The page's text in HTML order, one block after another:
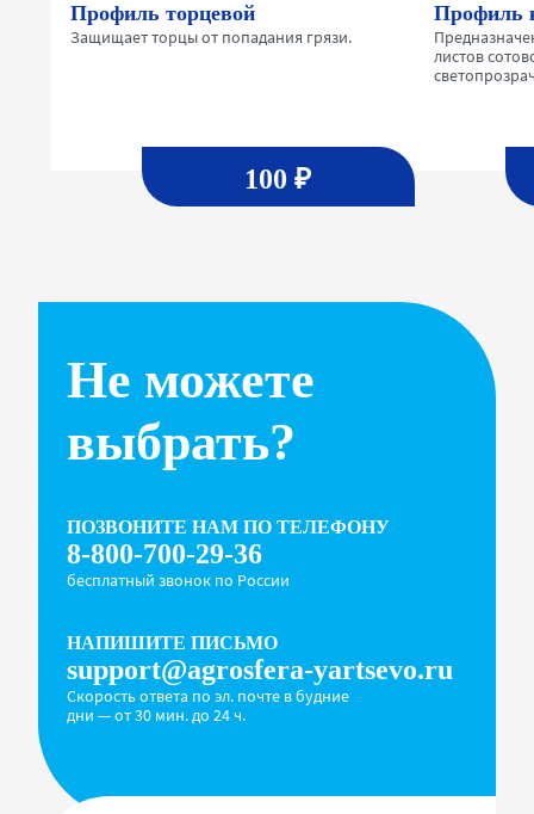
Профиль торцевой
Защищает торцы от попадания грязи.
100 ₽
Профиль
листов
Не можете
выбрать?
ПОЗВОНИТЕ НАМ ПО ТЕЛЕФОНУ
8-800-700-29-36
бесплатный звонок по России
НАПИШИТЕ ПИСЬМО
support@agrosfera-yartsevo.ru
Скорость ответа по эл. почте в будние
дни — от 30 мин. до 24 ч.